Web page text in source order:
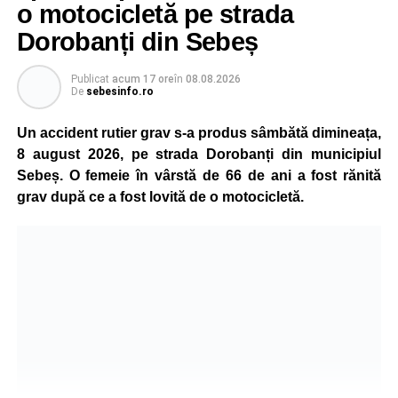
o motocicletă pe strada
Dorobanți din Sebeș
Publicat acum 17 oreîn 08.08.2026
De sebesinfo.ro
Un accident rutier grav s-a produs sâmbătă dimineața,
8 august 2026, pe strada Dorobanți din municipiul
Sebeș. O femeie în vârstă de 66 de ani a fost rănită
grav după ce a fost lovită de o motocicletă.